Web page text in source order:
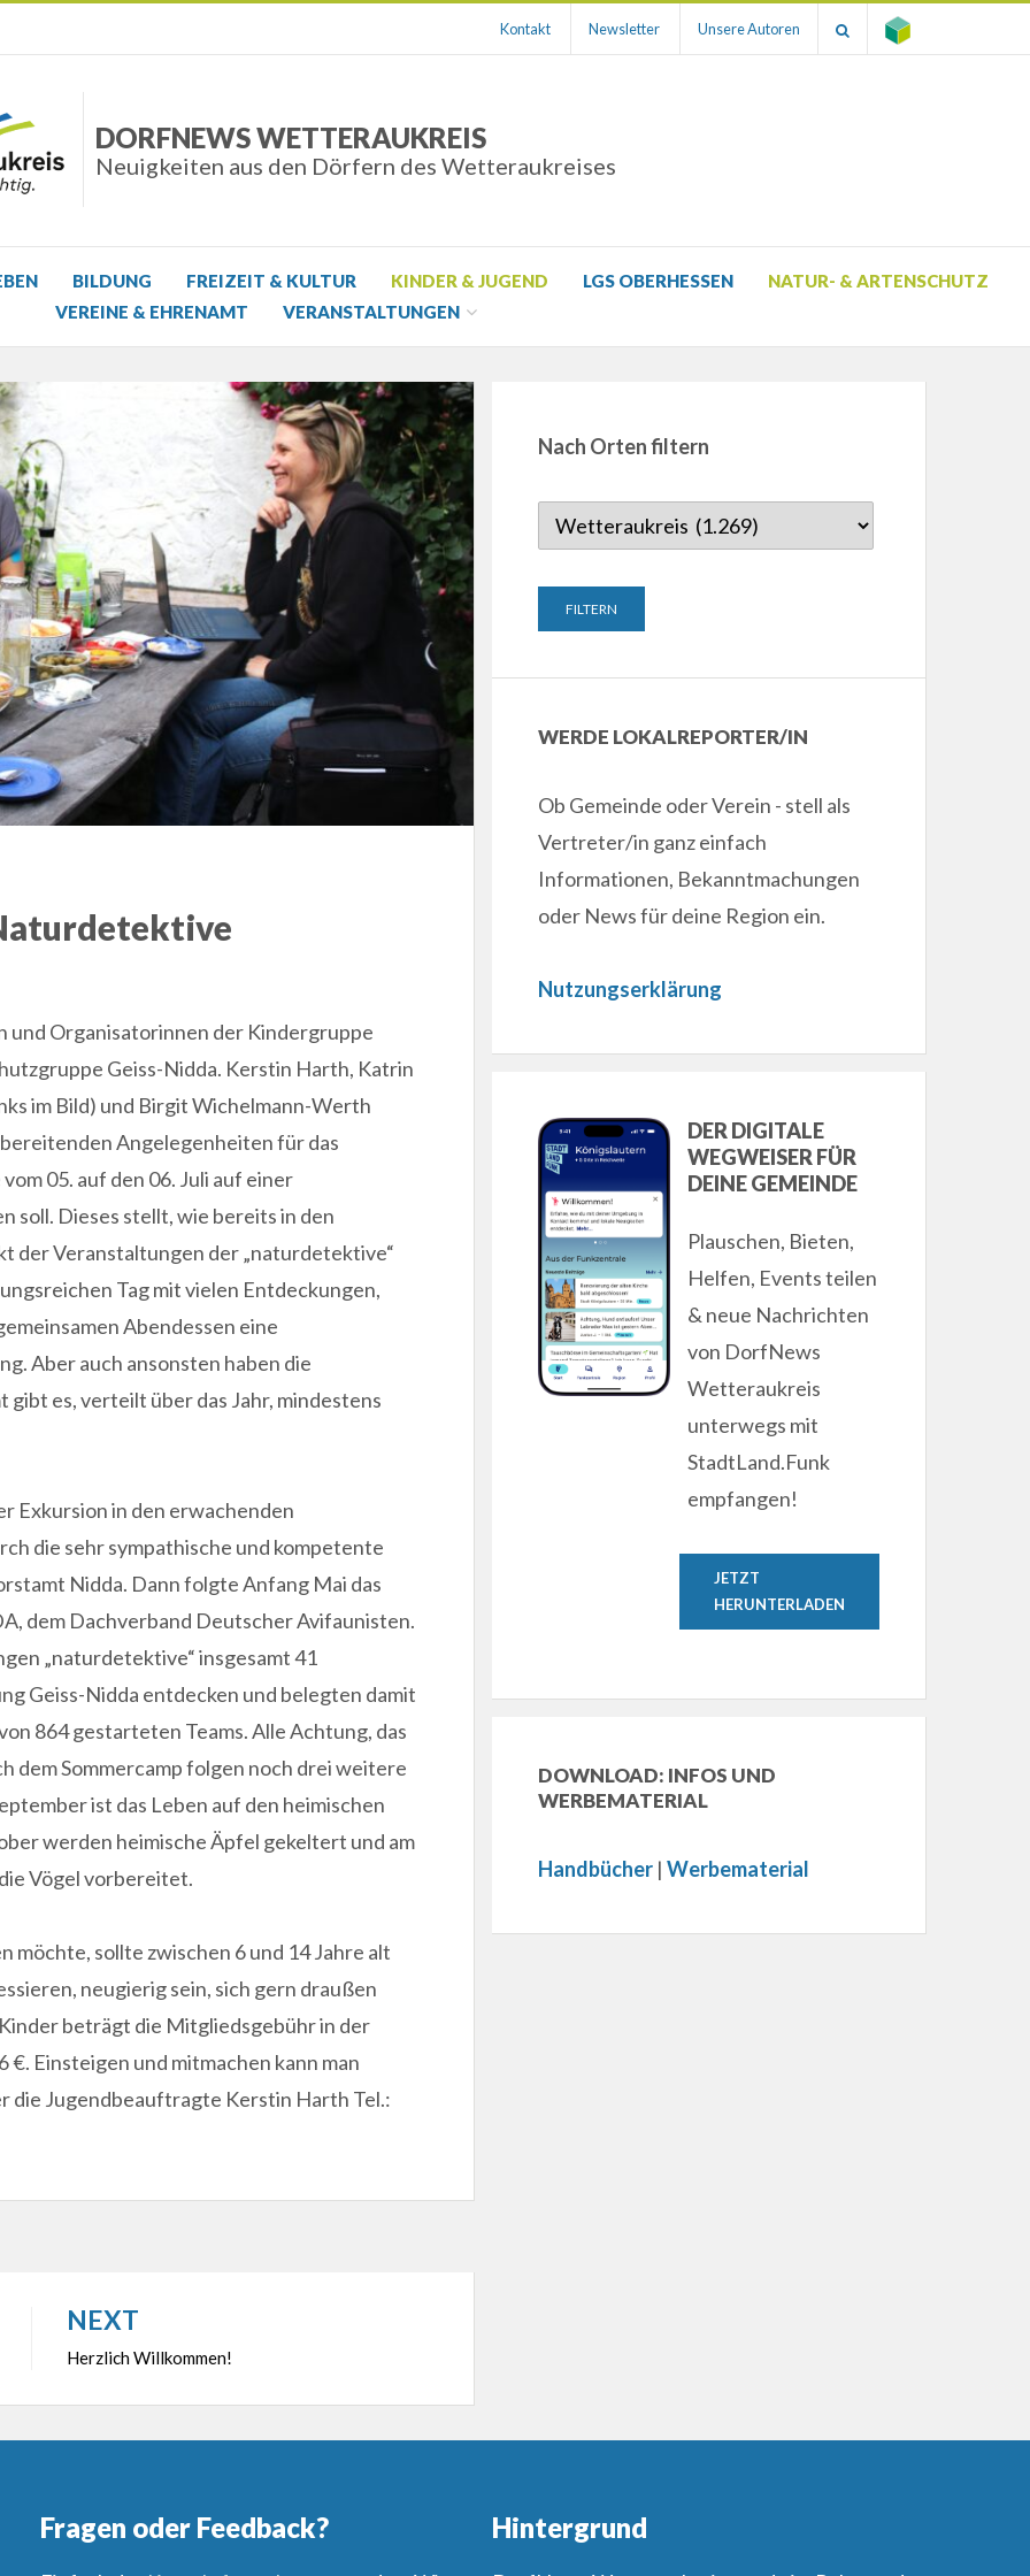
Kontakt Newsletter Unsere Autoren
DORFNEWS WETTERAUKREIS
Neuigkeiten aus den Dörfern des Wetteraukreises
BILDUNG FREIZEIT & KULTUR KINDER & JUGEND LGS OBERHESSEN
NATUR- & ARTENSCHUTZ
VEREINE & EHRENAMT
VERANSTALTUNGEN
und Organisatorinnen der Kindergruppe
Geiss-Nidda. Kerstin Harth, Katrin
im Bild) und Birgit Wichelmann-Werth
Angelegenheiten für das
05. auf den 06. Juli auf einer
soll. Dieses stellt, wie bereits in den
der Veranstaltungen der „naturdetektive“
Tag mit vielen Entdeckungen,
Abendessen eine
Aber auch ansonsten haben die
es, verteilt über das Jahr, mindestens
Exkursion in den erwachenden
die sehr sympathische und kompetente
Nidda. Dann folgte Anfang Mai das
dem Dachverband Deutscher Avifaunisten.
„naturdetektive“ insgesamt 41
Geiss-Nidda entdecken und belegten damit
864 gestarteten Teams. Alle Achtung, das
dem Sommercamp folgen noch drei weitere
ist das Leben auf den heimischen
werden heimische Äpfel gekeltert und am
Vögel vorbereitet.
möchte, sollte zwischen 6 und 14 Jahre alt
neugierig sein, sich gern draußen
beträgt die Mitgliedsgebühr in der
€. Einsteigen und mitmachen kann man
die Jugendbeauftragte Kerstin Harth Tel.:
NEXT
Herzlich Willkommen!
Nach Orten filtern
WERDE LOKALREPORTER/IN
Ob Gemeinde oder Verein - stell als
Vertreter/in ganz einfach
Informationen, Bekanntmachungen
oder News für deine Region ein.
Nutzungserklärung
DER DIGITALE
WEGWEISER FÜR
DEINE GEMEINDE
Plauschen, Bieten,
Helfen, Events teilen
& neue Nachrichten
von DorfNews
Wetteraukreis
unterwegs mit
StadtLand.Funk
empfangen!
JETZT
HERUNTERLADEN
DOWNLOAD: INFOS UND
WERBEMATERIAL
Handbücher |Werbematerial
Fragen oder Feedback? Hintergrund